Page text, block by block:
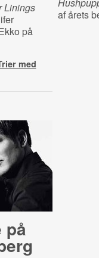
Linings
på
med
af årets
på